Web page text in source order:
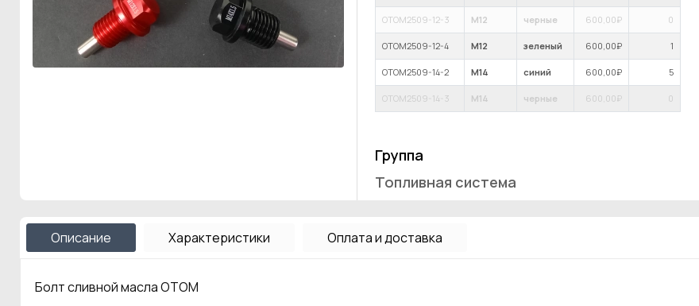
OTOM2509-12-3 M12 черные 600,00₽ 0
OTOM2509-12-4 M12 зеленый 600,00₽ 1
OTOM2509-14-2 M14 синий 600,00₽ 5
OTOM2509-14-3 M14 черные 600 ,00₽ 0
Группа
Топливная система
Описание Характеристики Оплата и доставка
Болт сливной масла OTOM